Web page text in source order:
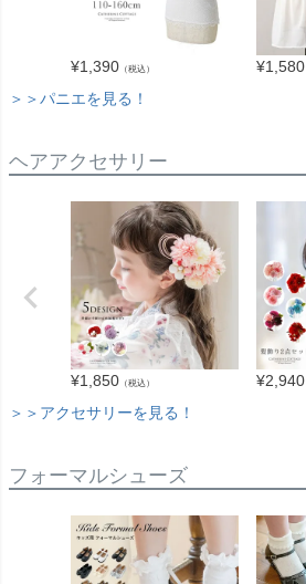
¥1,390 （税込） ¥1,580
＞＞パニエを見る！
ヘアアクセサリー
¥1,850 （税込） ¥2,940
＞＞アクセサリーを見る！
フォーマルシューズ